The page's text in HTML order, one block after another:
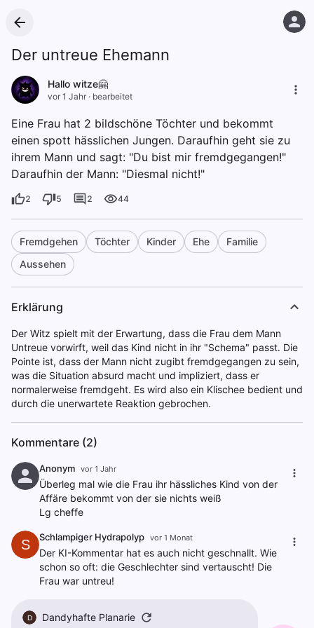
Der untreue Ehemann
Hallo witze🤗
vor 1 Jahr · bearbeitet
Eine Frau hat 2 bildschöne Töchter und bekommt
einen spott hässlichen Jungen. Daraufhin geht sie zu
ihrem Mann und sagt: "Du bist mir fremdgegangen!"
Daraufhin der Mann: "Diesmal nicht!"
2 5 2 44
Fremdgehen Töchter Kinder Ehe
Familie
Aussehen
Erklärung
Der Witz spielt mit der Erwartung, dass die Frau dem Mann
Untreue vorwirft, weil das Kind nicht in ihr "Schema" passt. Die
Pointe ist, dass der Mann nicht zugibt fremdgegangen zu sein,
was die Situation absurd macht und impliziert, dass er
normalerweise fremdgeht. Es wird also ein Klischee bedient und
durch die unerwartete Reaktion gebrochen.
Kommentare (2)
Anonym vor 1 Jahr
Überleg mal wie die Frau ihr hässliches Kind von der
Affäre bekommt von der sie nichts weiß
Lg cheffe
S Schlampiger Hydrapolyp vor 1 Monat
Der KI-Kommentar hat es auch nicht geschnallt. Wie
schon so oft: die Geschlechter sind vertauscht! Die
Frau war untreu!
D Dandyhafte Planarie